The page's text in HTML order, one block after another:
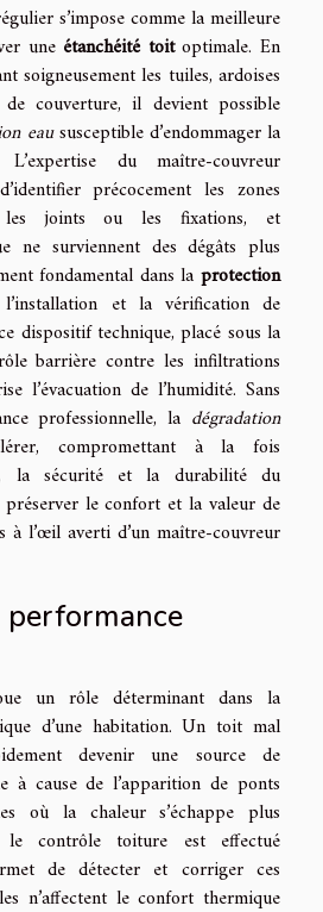
s’impose comme la meilleure
une étanchéité toitoptimale. En
soigneusement les tuiles, ardoises
couverture, il devient possible
eaususceptible d’endommager la
du maître-couvreur
précocement les zones
les joints ou les fixations, et
ne surviennent des dégâts plus
fondamental dans la protection
et la vérification de
dispositif technique, placé sous la
barrière contre les infiltrations
l’évacuation de l’humidité. Sans
professionnelle, la dégradation
compromettant à la fois
la sécurité et la durabilité du
le confort et la valeur de
à l’œil averti d’un maître-couvreur
un rôle déterminant dans la
d’une habitation. Un toit mal
devenir une source de
à cause de l’apparition de ponts
où la chaleur s’échappe plus
le contrôle toiture est effectué
de détecter et corriger ces
n’affectent le confort thermique